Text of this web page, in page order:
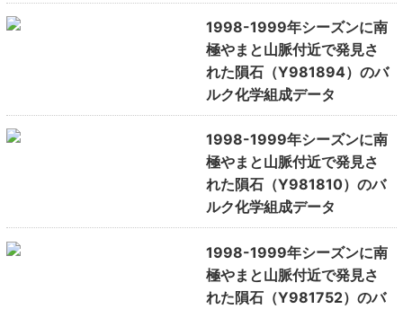
1998-1999年シーズンに南
極やまと山脈付近で発見さ
れた隕石（Y981894）のバ
ルク化学組成データ
1998-1999年シーズンに南
極やまと山脈付近で発見さ
れた隕石（Y981810）のバ
ルク化学組成データ
1998-1999年シーズンに南
極やまと山脈付近で発見さ
れた隕石（Y981752）のバ